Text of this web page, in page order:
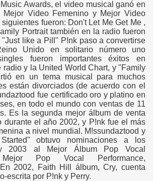
Awards, el video musical ganó en
Mejor Video Femenino y Mejor Video
fueron: Don't Let Me Get Me ,
Portrait también en la radio fueron
like a Pill" P!nk paso a convertirse
Unido en solitario número uno
fueron importantes éxitos en
radio y la United World Chart, y "Family
en un tema musical para muchos
están divorciados (de acuerdo con el
fue certificado oro y platino en
en todo el mundo con ventas de 11
Es la segunda mejor álbum de venta
durante el año 2002, y P!nk fue el más
a nivel mundial. M!ssundaztood y
obtuvo nominaciones a los
2003 al Mejor Álbum Pop Vocal
Pop Vocal Performance,
2002, Faith Hill álbum, Cry, cuenta
escrita por P!nk y Perry.